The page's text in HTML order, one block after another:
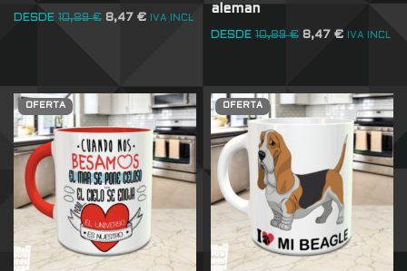
DESDE 10,89€ 8,47 € IVA INCL
aleman
DESDE 10,89€ 8,47€ IVA INCL
OFERTA OFERTA